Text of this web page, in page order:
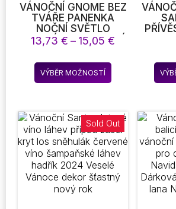
VÁNOČNÍ GNOME BEZ
TVÁŘE PANENKA
NOČNÍ SVĚTLO
VESELÉ SLAVNOSTNÍ
VÁNOČNÍ DEKORACE
PRO DOMÁCÍ
DOVOLENOU
ORNAMENT XMAS
13,73€ – 15,05€
VÝBĚR MOŽNOSTÍ
Tento
produkt
variant.
Možnosti
lze
vybrat
na
stránce
Sold Out